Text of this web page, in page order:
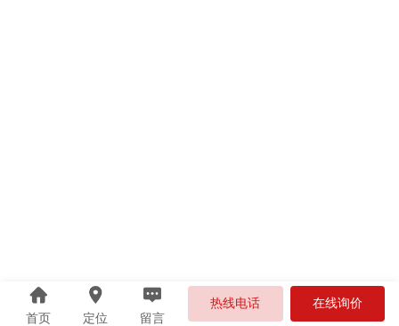
首页 定位 留言
热线电话 在线询价